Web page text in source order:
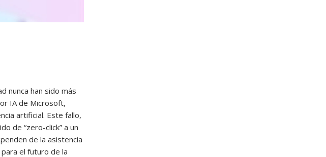
nunca han sido más
IA de Microsoft,
artificial. Este fallo,
de “zero-click” a un
de la asistencia
el futuro de la